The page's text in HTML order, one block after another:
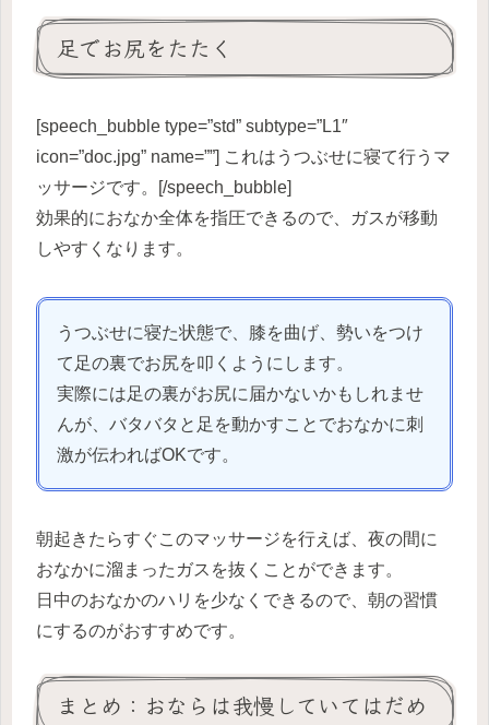
足でお尻をたたく
[speech_bubble type=”std” subtype=”L1″
icon=”doc.jpg” name=””] これはうつぶせに寝て行うマ
ッサージです。[/speech_bubble]
効果的におなか全体を指圧できるので、ガスが移動
しやすくなります。
うつぶせに寝た状態で、膝を曲げ、勢いをつけ
て足の裏でお尻を叩くようにします。
実際には足の裏がお尻に届かないかもしれませ
んが、バタバタと足を動かすことでおなかに刺
激が伝わればOKです。
朝起きたらすぐこのマッサージを行えば、夜の間に
おなかに溜まったガスを抜くことができます。
日中のおなかのハリを少なくできるので、朝の習慣
にするのがおすすめです。
まとめ：おならは我慢していてはだめ